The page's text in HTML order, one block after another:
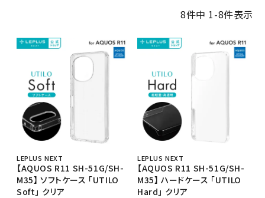
8件中 1-8件表示
LEPLUS NEXT
【AQUOS R11 SH-51G/SH-
M35】 ソフトケース 「UTILO
Soft」 クリア
LEPLUS NEXT
【AQUOS R11 SH-51G/SH-
M35】 ハードケース 「UTILO
Hard」 クリア